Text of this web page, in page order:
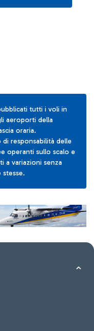
tutti i voli in
aeroporti della
oraria.
responsabilità delle
operanti sullo scalo e
a variazioni senza
stesse.